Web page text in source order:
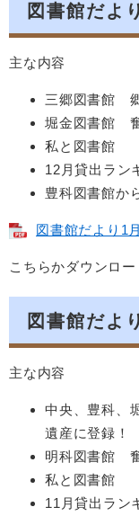
図書館だよ
主な内容
三郷図書館
堀金図書館 奮
私と図書館
12月貸出ラン
豊科図書館か
図書館だより1
こちらかダウンロ
図書館だよ
主な内容
中央、豊科、
遺産に登録！
明科図書館
私と図書館
11月貸出ラン